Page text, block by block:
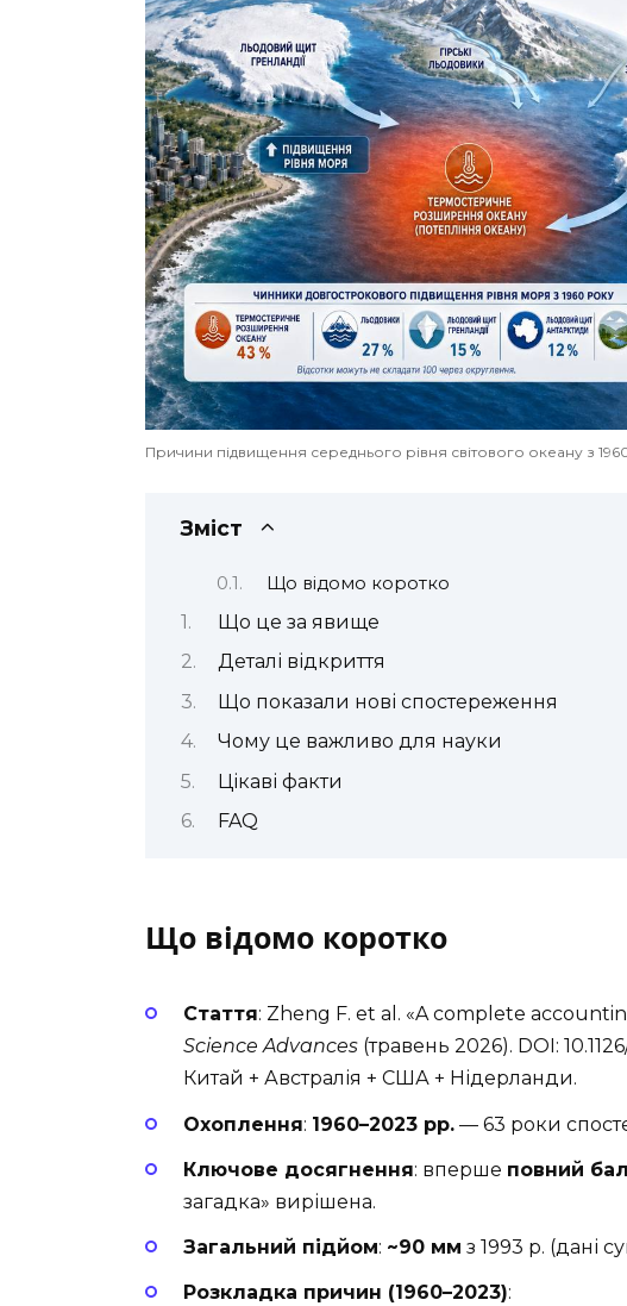
Причини підвищення середнього рівня світового океану з
Зміст
Що відомо коротко
Що це за явище
Деталі відкриття
Що показали нові спостереження
Чому це важливо для науки
Цікаві факти
FAQ
Що відомо коротко
Стаття: Zheng F. et al. «A complete
Science Advances (травень 2026). DOI:
Китай + Австралія + США + Нідерланди.
Охоплення: 1960–2023 рр. — 63 роки
Ключове досягнення: вперше повний
загадка» вирішена.
Загальний підйом: ~90 мм з 1993 р. (дані
Розкладка причин (1960–2023):